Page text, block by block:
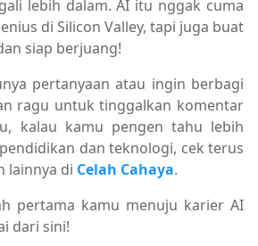
lebih dalam. AI itu nggak cuma
di Silicon Valley, tapi juga buat
siap berjuang!
pertanyaan atau ingin berbagi
ragu untuk tinggalkan komentar
kalau kamu pengen tahu lebih
dan teknologi, cek terus
lainnya di Celah Cahaya.
pertama kamu menuju karier AI
dari sini!